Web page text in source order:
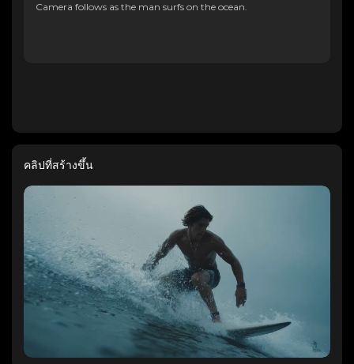
Camera follows as the man surfs on the ocean.
คลิปที่สร้างขึ้น